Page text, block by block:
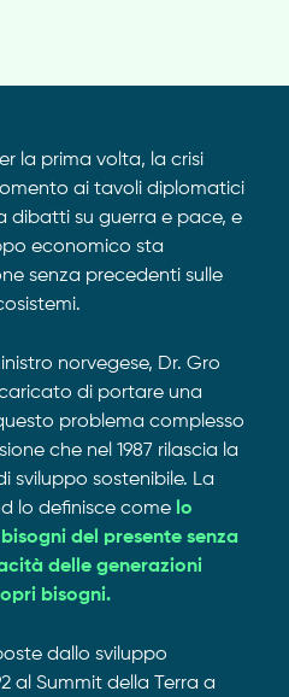
la prima volta, la crisi
ai tavoli diplomatici
dibatti su guerra e pace, e
economico sta
senza precedenti sulle
norvegese, Dr. Gro
di portare una
problema complesso
che nel 1987 rilascia la
sviluppo sostenibile. La
lo definisce come lo
del presente senza
delle generazioni
bisogni.
dallo sviluppo
al Summit della Terra a